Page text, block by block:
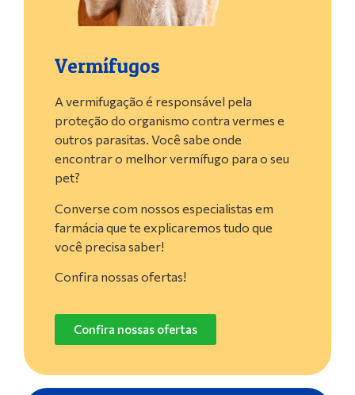
Vermífugos
A vermifugação é responsável pela
proteção do organismo contra vermes e
outros parasitas. Você sabe onde
encontrar o melhor vermífugo para o seu
pet?
Converse com nossos especialistas em
farmácia que te explicaremos tudo que
você precisa saber!
Confira nossas ofertas!
Confira nossas ofertas